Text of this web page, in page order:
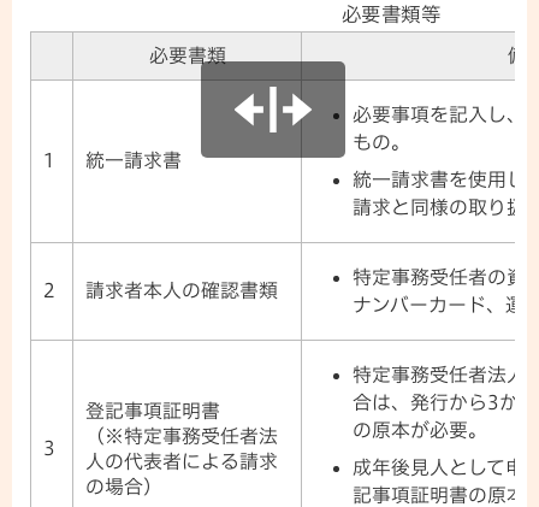
必要書類等
必要書類 備
1 統一請求書
必要事項を記入し、
もの。
統一請求書を使用し
請求と同様の取り扱
2 請求者本人の確認書類
特定事務受任者の資
ナンバーカード、運
3
登記事項証明書
（※特定事務受任者法
人の代表者による請求
の場合）
特定事務受任者法人
合は、発行から3か
の原本が必要。
成年後見人として申
記事項証明書の原本